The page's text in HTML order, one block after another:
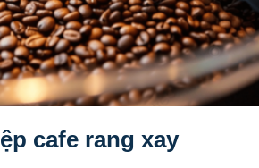
cafe rang xay